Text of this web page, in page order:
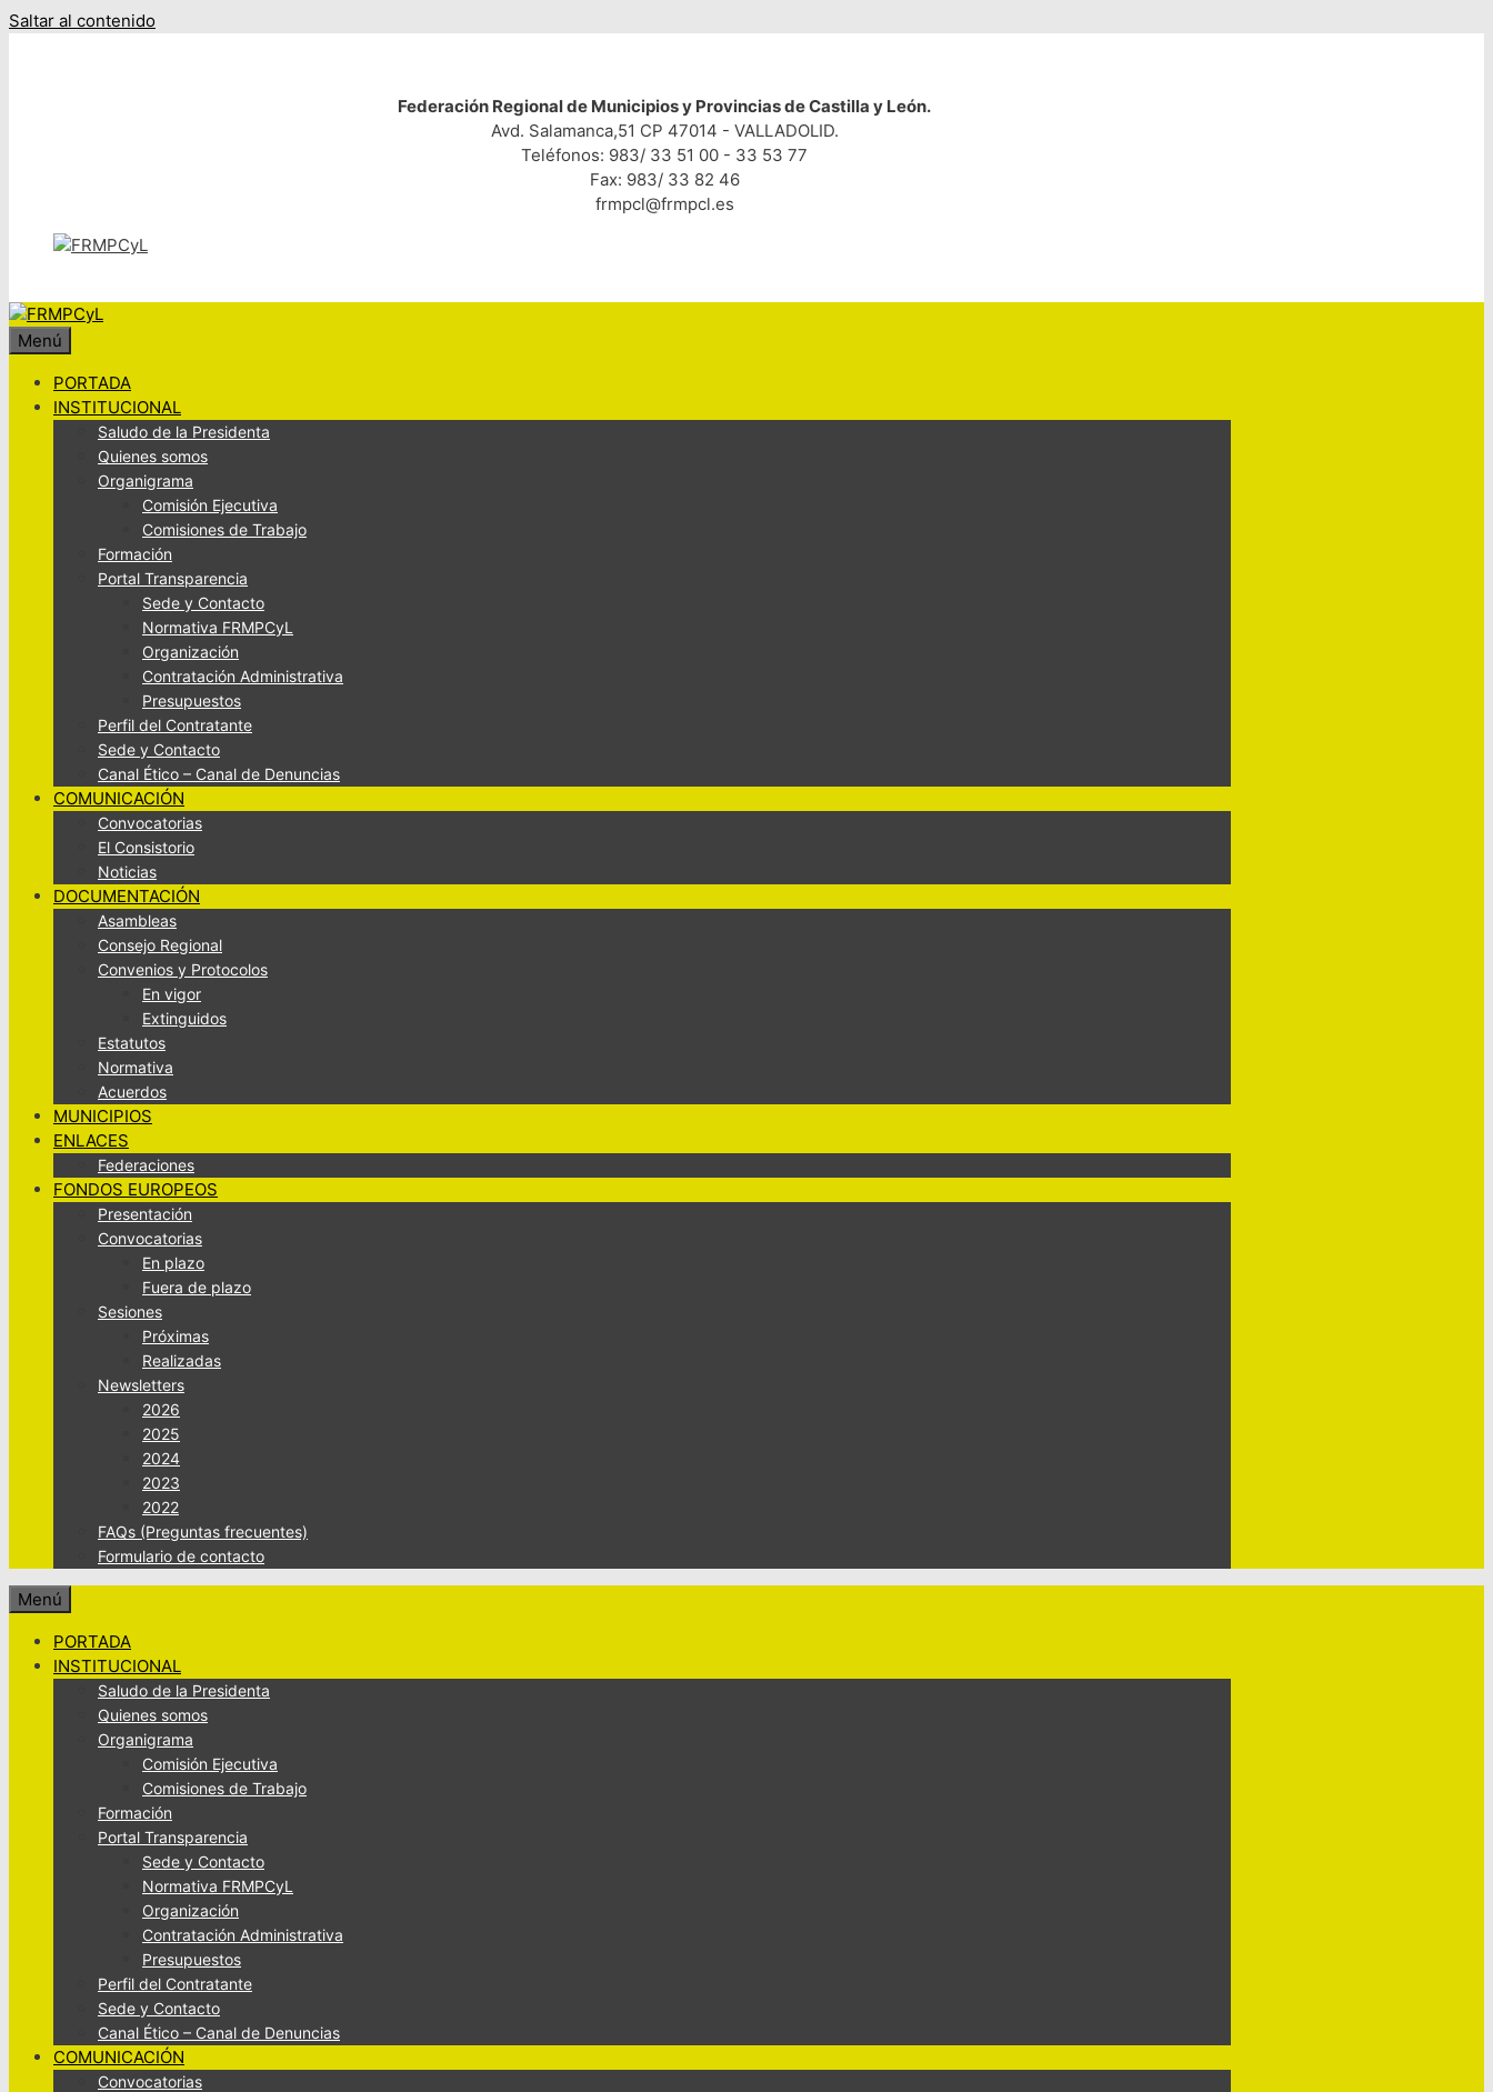
Saltar al contenido
Federación Regional de Municipios y Provincias de Castilla y León.
Avd. Salamanca,51 CP 47014 - VALLADOLID.
Teléfonos: 983/ 33 51 00 - 33 53 77
Fax: 983/ 33 82 46
frmpcl@frmpcl.es
Menú
PORTADA
INSTITUCIONAL
Saludo de la Presidenta
Quienes somos
Organigrama
Comisión Ejecutiva
Comisiones de Trabajo
Formación
Portal Transparencia
Sede y Contacto
Normativa FRMPCyL
Organización
Contratación Administrativa
Presupuestos
Perfil del Contratante
Sede y Contacto
Canal Ético – Canal de Denuncias
COMUNICACIÓN
Convocatorias
El Consistorio
Noticias
DOCUMENTACIÓN
Asambleas
Consejo Regional
Convenios y Protocolos
En vigor
Extinguidos
Estatutos
Normativa
Acuerdos
MUNICIPIOS
ENLACES
Federaciones
FONDOS EUROPEOS
Presentación
Convocatorias
En plazo
Fuera de plazo
Sesiones
Próximas
Realizadas
Newsletters
2026
2025
2024
2023
2022
FAQs (Preguntas frecuentes)
Formulario de contacto
Menú
PORTADA
INSTITUCIONAL
Saludo de la Presidenta
Quienes somos
Organigrama
Comisión Ejecutiva
Comisiones de Trabajo
Formación
Portal Transparencia
Sede y Contacto
Normativa FRMPCyL
Organización
Contratación Administrativa
Presupuestos
Perfil del Contratante
Sede y Contacto
Canal Ético – Canal de Denuncias
COMUNICACIÓN
Convocatorias